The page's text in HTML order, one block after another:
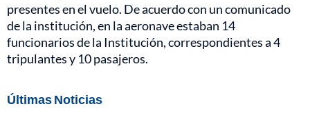
presentes en el vuelo. De acuerdo con un comunicado
de la institución, en la aeronave estaban 14
funcionarios de la Institución, correspondientes a 4
tripulantes y 10 pasajeros.
Últimas Noticias